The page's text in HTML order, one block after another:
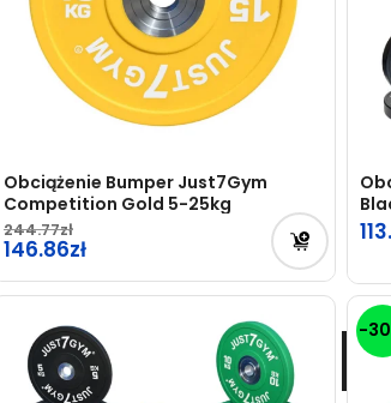
Obciążenie Bumper Just7Gym
Competition Gold 5-25kg
244.77
146.86
-